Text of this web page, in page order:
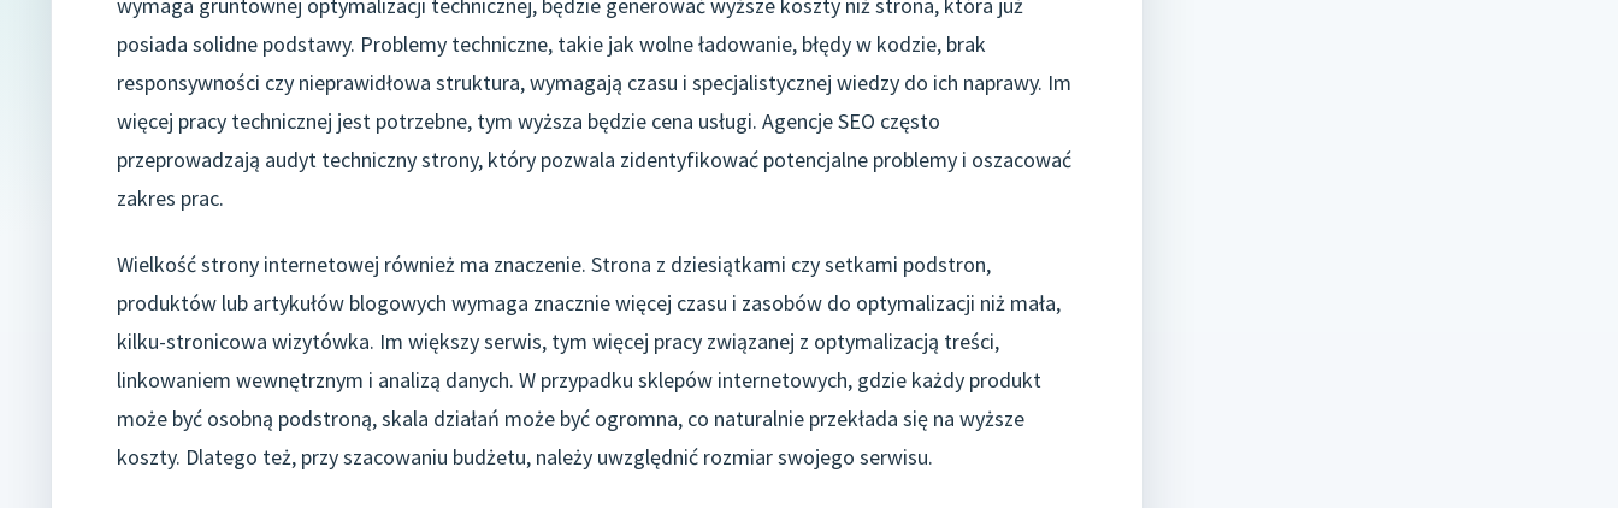
wymaga gruntownej optymalizacji technicznej, będzie generować wyższe koszty niż strona, która już
posiada solidne podstawy. Problemy techniczne, takie jak wolne ładowanie, błędy w kodzie, brak
responsywności czy nieprawidłowa struktura, wymagają czasu i specjalistycznej wiedzy do ich naprawy. Im
więcej pracy technicznej jest potrzebne, tym wyższa będzie cena usługi. Agencje SEO często
przeprowadzają audyt techniczny strony, który pozwala zidentyfikować potencjalne problemy i oszacować
zakres prac.
Wielkość strony internetowej również ma znaczenie. Strona z dziesiątkami czy setkami podstron,
produktów lub artykułów blogowych wymaga znacznie więcej czasu i zasobów do optymalizacji niż mała,
kilku-stronicowa wizytówka. Im większy serwis, tym więcej pracy związanej z optymalizacją treści,
linkowaniem wewnętrznym i analizą danych. W przypadku sklepów internetowych, gdzie każdy produkt
może być osobną podstroną, skala działań może być ogromna, co naturalnie przekłada się na wyższe
koszty. Dlatego też, przy szacowaniu budżetu, należy uwzględnić rozmiar swojego serwisu.